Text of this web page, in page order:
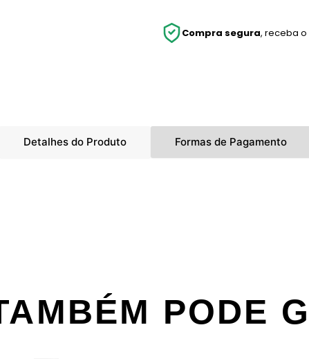
Compra segura, receba
Detalhes do Produto Formas de Pagamento
PODE